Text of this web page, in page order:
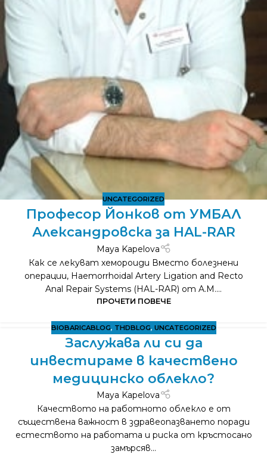
UNCATEGORIZED
Професор Йонков от УМБАЛ
Александровска за HAL-RAR
Maya Kapelova
Как се лекуват хемороиди Вместо болезнени
операции, Haemorrhoidal Artery Ligation and Recto
Anal Repair Systems (HAL-RAR) от A.M....
ПРОЧЕТИ ПОВЕЧЕ
BIOBARICABLOG, THDBLOG, UNCATEGORIZED
Заслужава ли си да
инвестираме в качествено
медицинско облекло?
Maya Kapelova
Качеството на работното облекло е от
съществена важност в здравеопазването поради
естеството на работата и риска от кръстосано
замърсяв...